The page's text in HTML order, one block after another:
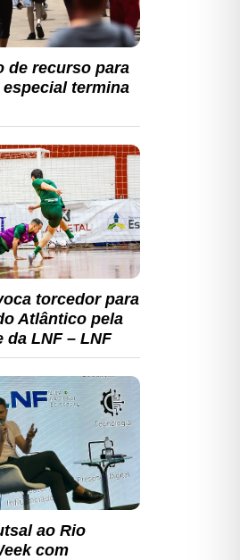
de recurso para
termina
torcedor para
Atlântico pela
da LNF – LNF
ao Rio
com